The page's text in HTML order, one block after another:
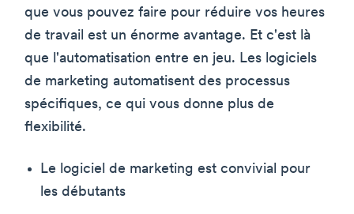
que vous pouvez faire pour réduire vos heures
de travail est un énorme avantage. Et c'est là
que l'automatisation entre en jeu. Les logiciels
de marketing automatisent des processus
spécifiques, ce qui vous donne plus de
flexibilité.
Le logiciel de marketing est convivial pour
les débutants